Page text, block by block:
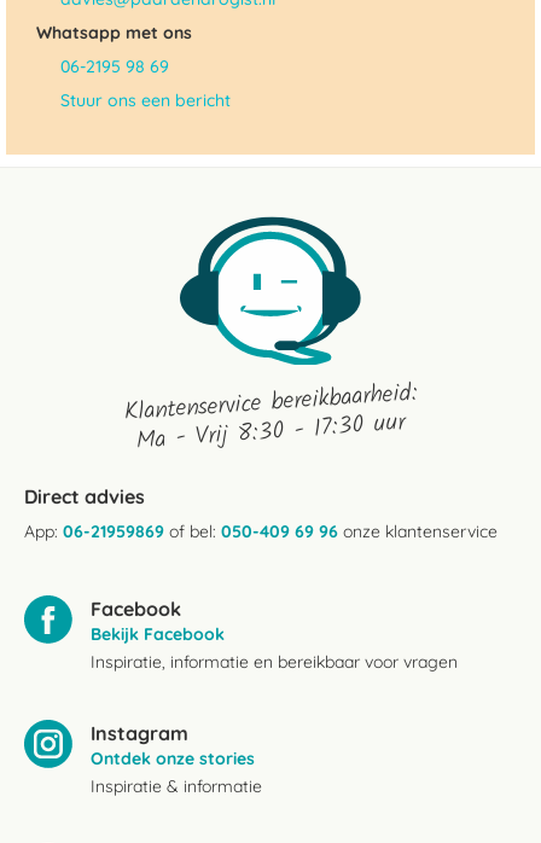
Whatsapp met ons
06-2195 98 69
Stuur ons een bericht
Klantenservice bereikbaarheid:
Ma - Vrij 8:30 - 17:30 uur
Direct advies
App: 06-21959869 of bel: 050-409 69 96 onze klantenservice
Facebook
Bekijk Facebook
Inspiratie, informatie en bereikbaar voor vragen
Instagram
Ontdek onze stories
Inspiratie & informatie